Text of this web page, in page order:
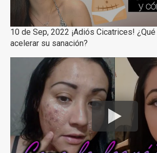
10 de Sep, 2022 ¡Adiós Cicatrices!
acelerar su sanación?